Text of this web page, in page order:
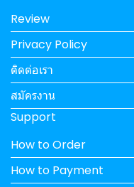
Review
Privacy Policy
ติดต่อเรา
สมัครงาน
Support
How to Order
How to Payment